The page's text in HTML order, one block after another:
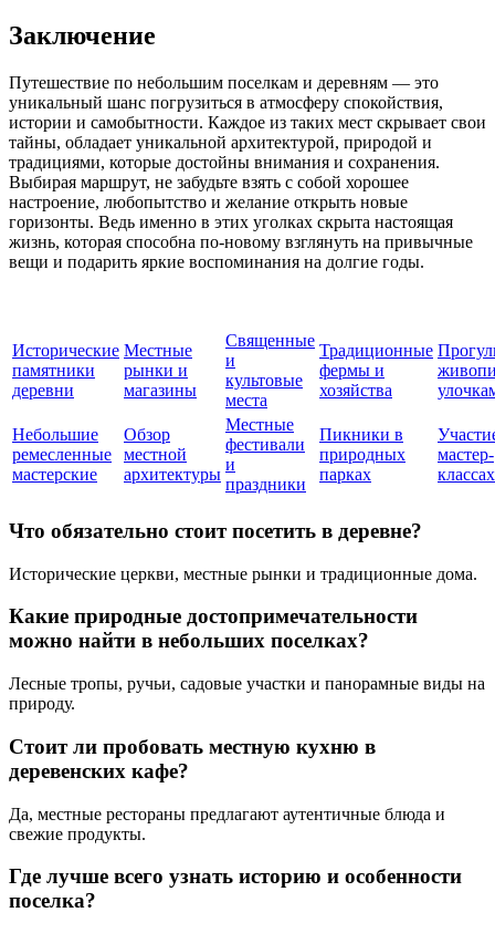
Заключение
Путешествие по небольшим поселкам и деревням — это
уникальный шанс погрузиться в атмосферу спокойствия,
истории и самобытности. Каждое из таких мест скрывает свои
тайны, обладает уникальной архитектурой, природой и
традициями, которые достойны внимания и сохранения.
Выбирая маршрут, не забудьте взять с собой хорошее
настроение, любопытство и желание открыть новые
горизонты. Ведь именно в этих уголках скрыта настоящая
жизнь, которая способна по-новому взглянуть на привычные
вещи и подарить яркие воспоминания на долгие годы.
Исторические
памятники
деревни
Местные
рынки и
магазины
Священные
и
культовые
места
Традиционные
фермы и
хозяйства
Небольшие
ремесленные
мастерские
Обзор
местной
архитектуры
Местные
фестивали
и
праздники
Пикники в
природных
парках
мастер-
классах
Что обязательно стоит посетить в деревне?
Исторические церкви, местные рынки и традиционные дома.
Какие природные достопримечательности
можно найти в небольших поселках?
Лесные тропы, ручьи, садовые участки и панорамные виды на
природу.
Стоит ли пробовать местную кухню в
деревенских кафе?
Да, местные рестораны предлагают аутентичные блюда и
свежие продукты.
Где лучше всего узнать историю и особенности
поселка?